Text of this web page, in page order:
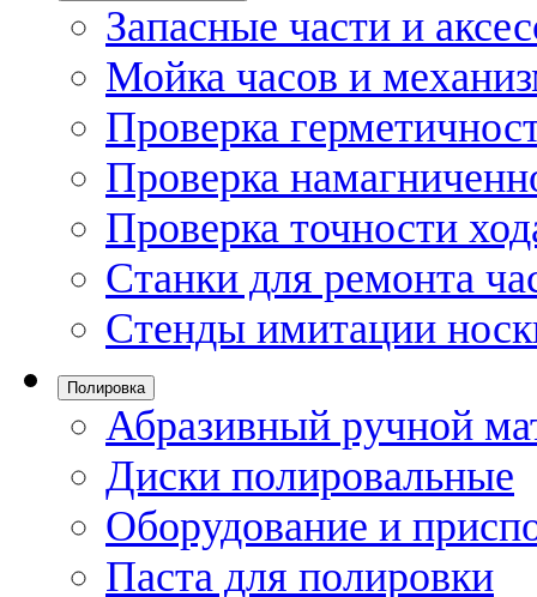
Запасные части и
Мойка часов и
Проверка
Проверка
Проверка точности
Станки для ремонта
Стенды имитации
Полировка
Абразивный ручной
Диски полировальные
Оборудование и
Паста для полировки